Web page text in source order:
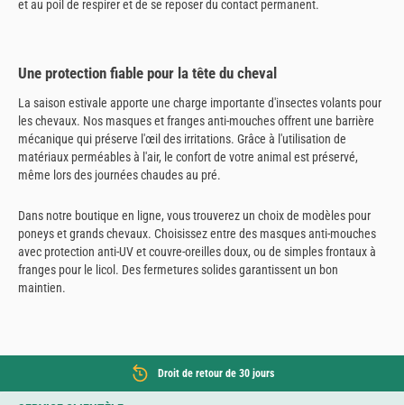
et au poil de respirer et de se reposer du contact permanent.
Une protection fiable pour la tête du cheval
La saison estivale apporte une charge importante d'insectes volants pour
les chevaux. Nos masques et franges anti-mouches offrent une barrière
mécanique qui préserve l'œil des irritations. Grâce à l'utilisation de
matériaux perméables à l'air, le confort de votre animal est préservé,
même lors des journées chaudes au pré.
Dans notre boutique en ligne, vous trouverez un choix de modèles pour
poneys et grands chevaux. Choisissez entre des masques anti-mouches
avec protection anti-UV et couvre-oreilles doux, ou de simples frontaux à
franges pour le licol. Des fermetures solides garantissent un bon
maintien.
Droit de retour de 30 jours